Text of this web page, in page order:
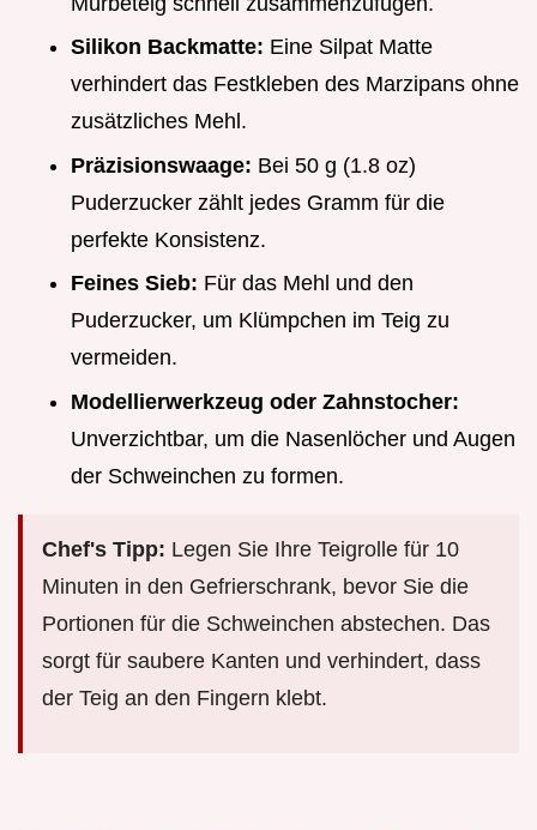
Silikon Backmatte: Eine Silpat Matte
verhindert das Festkleben des Marzipans ohne
zusätzliches Mehl.
Präzisionswaage: Bei 50 g (1.8 oz)
Puderzucker zählt jedes Gramm für die
perfekte Konsistenz.
Feines Sieb: Für das Mehl und den
Puderzucker, um Klümpchen im Teig zu
vermeiden.
Modellierwerkzeug oder Zahnstocher:
Unverzichtbar, um die Nasenlöcher und Augen
der Schweinchen zu formen.
Chef's Tipp: Legen Sie Ihre Teigrolle für 10
Minuten in den Gefrierschrank, bevor Sie die
Portionen für die Schweinchen abstechen. Das
sorgt für saubere Kanten und verhindert, dass
der Teig an den Fingern klebt.